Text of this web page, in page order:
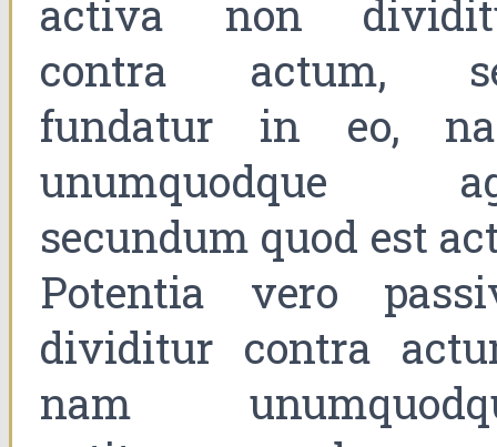
activa non
contra actum,
fundatur in eo,
unumquodque
secundum quod est
Potentia vero
dividitur contra
nam